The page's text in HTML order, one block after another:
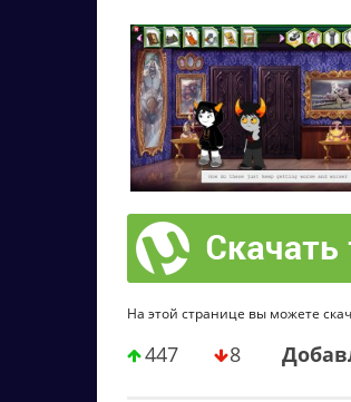
На этой странице вы можете
447 8